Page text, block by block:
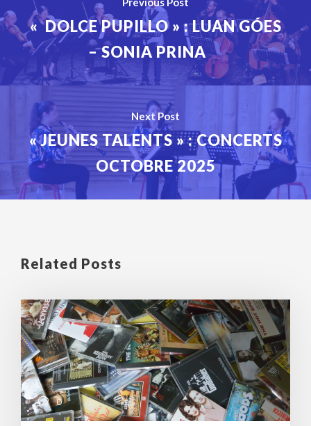
« DOLCE PUPILLO » : LUAN GÓES
– SONIA PRINA
Next Post
« JEUNES TALENTS » : CONCERTS
OCTOBRE 2025
Related Posts
0